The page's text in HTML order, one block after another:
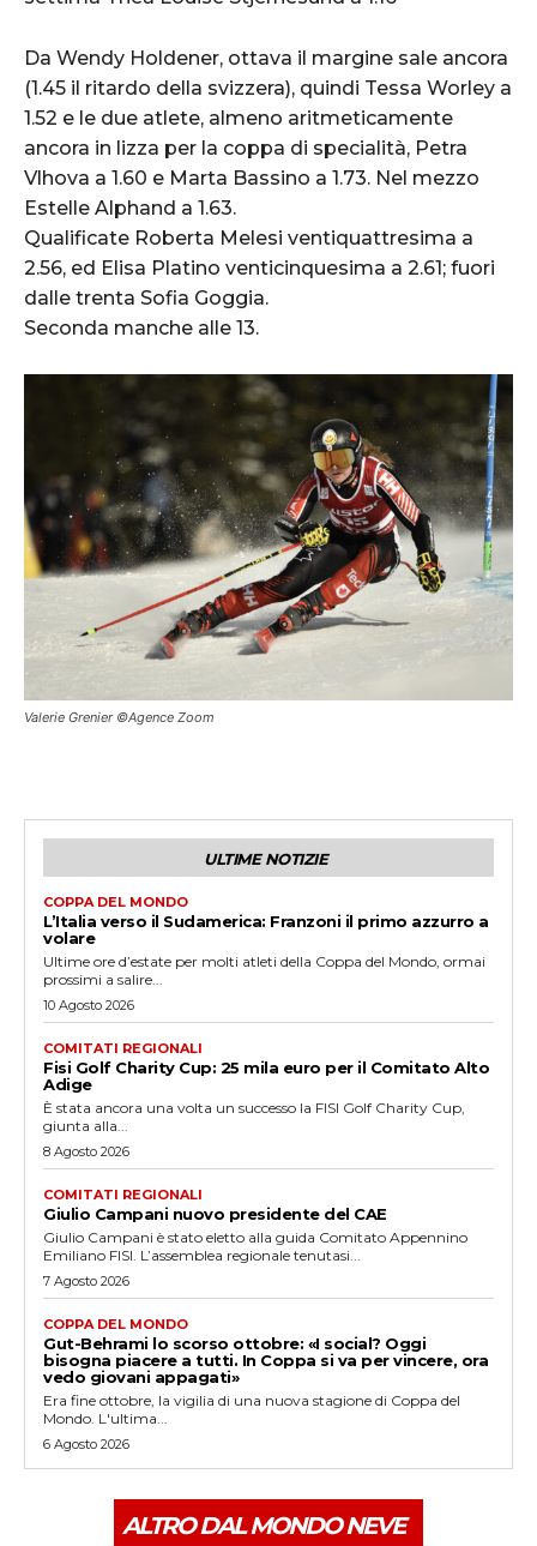
Da Wendy Holdener, ottava il margine sale ancora
(1.45 il ritardo della svizzera), quindi Tessa Worley a
1.52 e le due atlete, almeno aritmeticamente
ancora in lizza per la coppa di specialità, Petra
Vlhova a 1.60 e Marta Bassino a 1.73. Nel mezzo
Estelle Alphand a 1.63.
Qualificate Roberta Melesi ventiquattresima a
2.56, ed Elisa Platino venticinquesima a 2.61; fuori
dalle trenta Sofia Goggia.
Seconda manche alle 13.
Valerie Grenier ©Agence Zoom
ULTIME NOTIZIE
COPPA DEL MONDO
L’Italia verso il Sudamerica: Franzoni il primo azzurro a
volare
Ultime ore d’estate per molti atleti della Coppa del Mondo, ormai
prossimi a salire...
10 Agosto 2026
COMITATI REGIONALI
Fisi Golf Charity Cup: 25 mila euro per il Comitato Alto
Adige
È stata ancora una volta un successo la FISI Golf Charity Cup,
giunta alla...
8 Agosto 2026
COMITATI REGIONALI
Giulio Campani nuovo presidente del CAE
Giulio Campani è stato eletto alla guida Comitato Appennino
Emiliano FISI. L’assemblea regionale tenutasi...
7 Agosto 2026
COPPA DEL MONDO
Gut-Behrami lo scorso ottobre: «I social? Oggi
bisogna piacere a tutti. In Coppa si va per vincere, ora
vedo giovani appagati»
Era fine ottobre, la vigilia di una nuova stagione di Coppa del
Mondo. L'ultima...
6 Agosto 2026
ALTRO DAL MONDO NEVE